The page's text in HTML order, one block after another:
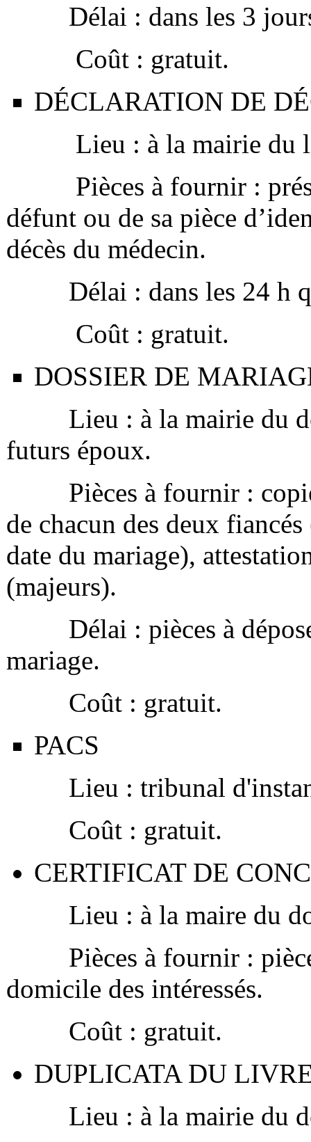
Délai : dans les 3 jours
Coût : gratuit.
DÉCLARATION DE
Lieu : à la mairie du
Pièces à fournir :
défunt ou de sa pièce
décès du médecin.
Délai : dans les 24 h
Coût : gratuit.
DOSSIER DE
Lieu : à la mairie du
futurs époux.
Pièces à fournir : copie
de chacun des deux
date du mariage),
(majeurs).
Délai : pièces à
mariage.
Coût : gratuit.
PACS
Lieu : tribunal
Coût : gratuit.
CERTIFICAT DE
Lieu : à la maire du
Pièces à fournir :
domicile des intéressés.
Coût : gratuit.
DUPLICATA DU
Lieu : à la mairie du